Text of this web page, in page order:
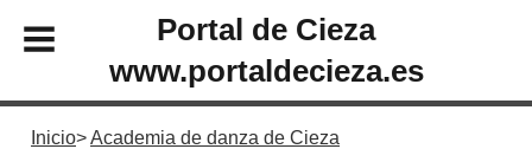
Portal de Cieza
www.portaldecieza.es
Inicio Academia de danza de Cieza